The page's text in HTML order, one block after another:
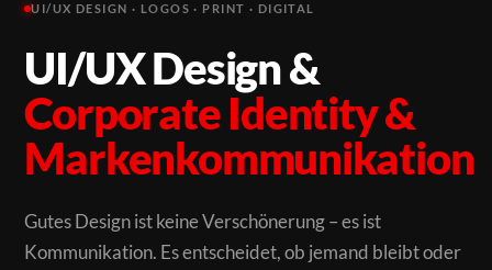
UI/UX DESIGN · LOGOS · PRINT · DIGITAL
UI/UX Design &
Corporate Identity &
Markenkommunikation
Gutes Design ist keine Verschönerung – es ist
Kommunikation. Es entscheidet, ob jemand bleibt oder